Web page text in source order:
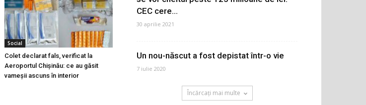
Social
Colet declarat fals, verificat la
Aeroportul Chișinău: ce au găsit
vameșii ascuns în interior
CEC cere...
30 aprilie 2021
Un nou-născut a fost depistat într-o vie
7 iulie 2020
Încărcați mai multe